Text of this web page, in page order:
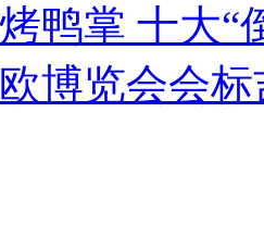
痛下狠手拳打脚踢
鸭掌 十大“
博览会会标